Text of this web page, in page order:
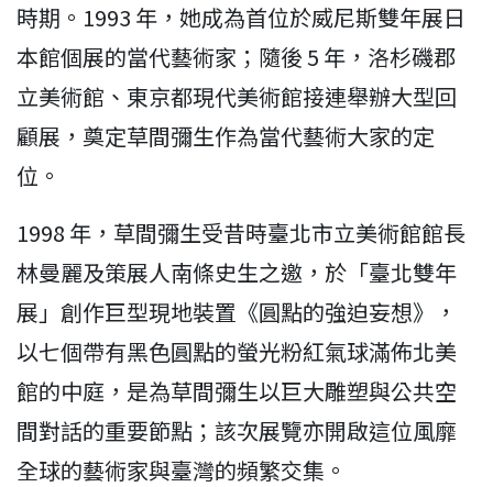
時期。1993 年，她成為首位於威尼斯雙年展日
本館個展的當代藝術家；隨後 5 年，洛杉磯郡
立美術館、東京都現代美術館接連舉辦大型回
顧展，奠定草間彌生作為當代藝術大家的定
位。
1998 年，草間彌生受昔時臺北市立美術館館長
林曼麗及策展人南條史生之邀，於「臺北雙年
展」創作巨型現地裝置《圓點的強迫妄想》，
以七個帶有黑色圓點的螢光粉紅氣球滿佈北美
館的中庭，是為草間彌生以巨大雕塑與公共空
間對話的重要節點；該次展覽亦開啟這位風靡
全球的藝術家與臺灣的頻繁交集。